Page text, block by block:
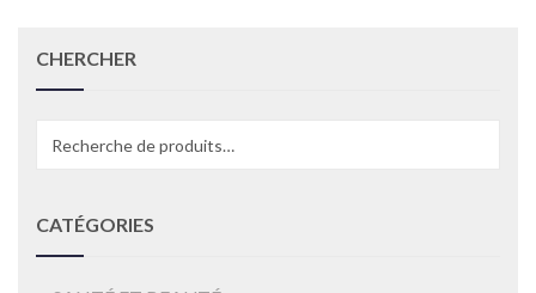
CHERCHER
pour :
CATÉGORIES